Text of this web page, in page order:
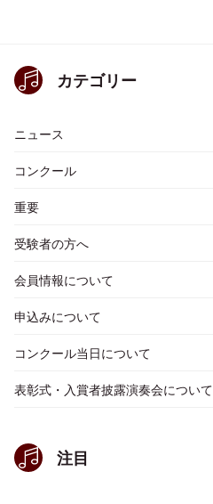
カテゴリー
ニュース
コンクール
重要
受験者の方へ
会員情報について
申込みについて
コンクール当日について
表彰式・入賞者披露演奏会について
注目